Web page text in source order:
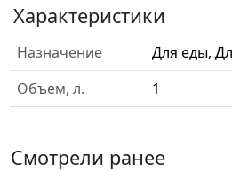
Характеристики
Назначение
Для еды,
Объем, л.
1
Смотрели ранее